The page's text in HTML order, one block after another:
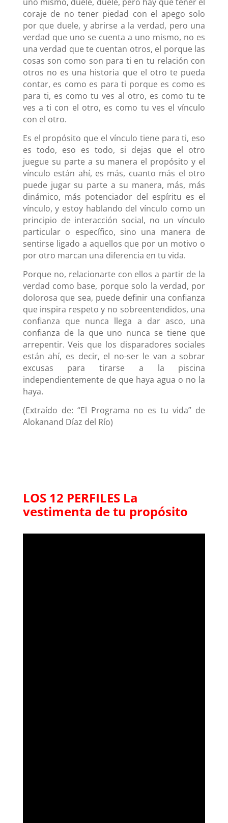
uno mismo, duele, duele, pero hay que tener el
coraje de no tener piedad con el apego solo
por que duele, y abrirse a la verdad, pero una
verdad que uno se cuenta a uno mismo, no es
una verdad que te cuentan otros, el porque las
cosas son como son para ti en tu relación con
otros no es una historia que el otro te pueda
contar, es como es para ti porque es como es
para ti, es como tu ves al otro, es como tu te
ves a ti con el otro, es como tu ves el vínculo
con el otro.
Es el propósito que el vínculo tiene para ti, eso
es todo, eso es todo, si dejas que el otro
juegue su parte a su manera el propósito y el
vínculo están ahí, es más, cuanto más el otro
puede jugar su parte a su manera, más, más
dinámico, más potenciador del espíritu es el
vínculo, y estoy hablando del vínculo como un
principio de interacción social, no un vínculo
particular o específico, sino una manera de
sentirse ligado a aquellos que por un motivo o
por otro marcan una diferencia en tu vida.
Porque no, relacionarte con ellos a partir de la
verdad como base, porque solo la verdad, por
dolorosa que sea, puede definir una confianza
que inspira respeto y no sobreentendidos, una
confianza que nunca llega a dar asco, una
confianza de la que uno nunca se tiene que
arrepentir. Veis que los disparadores sociales
están ahí, es decir, el no-ser le van a sobrar
excusas para tirarse a la piscina
independientemente de que haya agua o no la
haya.
(Extraído de: “El Programa no es tu vida” de
Alokanand Díaz del Río)
LOS 12 PERFILES La
vestimenta de tu propósito